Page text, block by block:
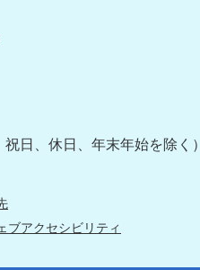
祝日、休日、年末年始を除く）
ブアクセシビリティ